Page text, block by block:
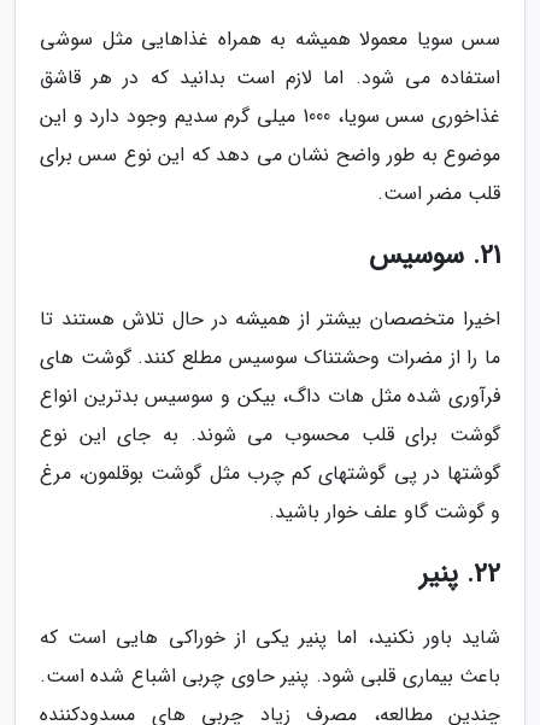
سس سویا معمولا همیشه به همراه غذاهایی مثل سوشی
استفاده می شود. اما لازم است بدانید که در هر قاشق
غذاخوری سس سویا، 1000 میلی گرم سدیم وجود دارد و این
موضوع به طور واضح نشان می دهد که این نوع سس برای
قلب مضر است.
21. سوسیس
اخیرا متخصصان بیشتر از همیشه در حال تلاش هستند تا
ما را از مضرات وحشتناک سوسیس مطلع کنند. گوشت های
فرآوری شده مثل هات داگ، بیکن و سوسیس بدترین انواع
گوشت برای قلب محسوب می شوند. به جای این نوع
گوشتها در پی گوشتهای کم چرب مثل گوشت بوقلمون، مرغ
و گوشت گاو علف خوار باشید.
22. پنیر
شاید باور نکنید، اما پنیر یکی از خوراکی هایی است که
باعث بیماری قلبی شود. پنیر حاوی چربی اشباع شده است.
چندین مطالعه، مصرف زیاد چربی های مسدودکننده